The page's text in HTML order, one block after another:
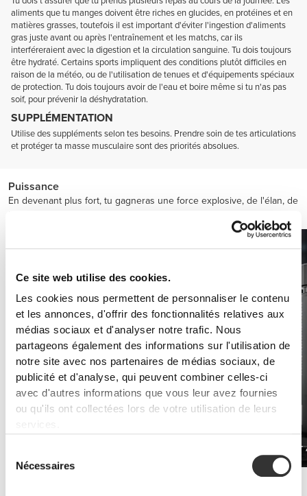
Ce site web utilise des cookies.
Les cookies nous permettent de personnaliser le contenu
et les annonces, d'offrir des fonctionnalités relatives aux
médias sociaux et d'analyser notre trafic. Nous
partageons également des informations sur l'utilisation de
notre site avec nos partenaires de médias sociaux, de
publicité et d'analyse, qui peuvent combiner celles-ci
avec d'autres informations que vous leur avez fournies
ou qu'ils ont collectées lors de votre utilisation de leurs
services.
Nécessaires
aliments que tu manges doivent être riches en glucides, en protéines et en
matières grasses, toutefois il est important d'éviter l'ingestion d'aliments
gras juste avant ou après l'entraînement et les matchs, car ils
interféreraient avec la digestion et la circulation sanguine. Tu dois toujours
être hydraté. Certains sports impliquent des conditions plutôt difficiles en
raison de la météo, ou de l'utilisation de tenues et d'équipements spéciaux
de protection. Tu dois toujours avoir de l'eau et boire même si tu n'as pas
soif, pour prévenir la déshydratation.
SUPPLÉMENTATION
Utilise des suppléments selon tes besoins. Prendre soin de tes articulations
et protéger ta masse musculaire sont des priorités absolues.
Puissance
En devenant plus fort, tu gagneras une force explosive, de l'élan, de